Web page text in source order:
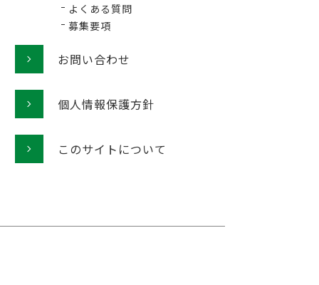
よくある質問
募集要項
お問い合わせ
個人情報保護方針
このサイトについて